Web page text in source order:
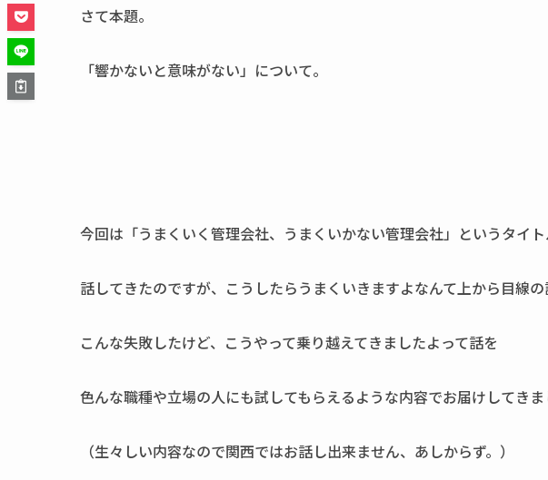
さて本題。
「響かないと意味がない」について。
今回は「うまくいく管理会社、うまくいかない管理会社」というタイ
話してきたのですが、こうしたらうまくいきますよなんて上から目線の
こんな失敗したけど、こうやって乗り越えてきましたよって話を
色んな職種や立場の人にも試してもらえるような内容でお届けしてきま
（生々しい内容なので関西ではお話し出来ません、あしからず。）